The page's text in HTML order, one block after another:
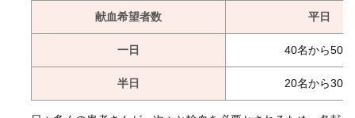
献血希望者数 平日
一日 40名から50名
半日 20名から30名